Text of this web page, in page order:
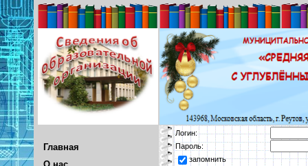
Главная
Логин:
Пароль:
запомнить